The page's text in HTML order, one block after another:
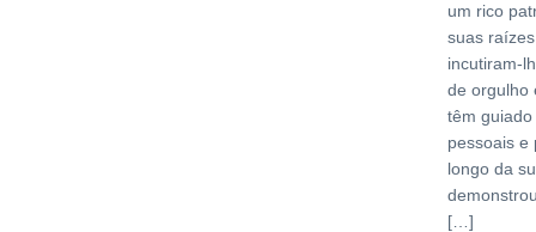
um rico
suas
incutiram-
de orgulho
têm
pessoais e
longo da
[…]